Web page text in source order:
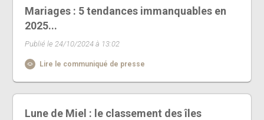
Mariages : 5 tendances immanquables en
2025...
Publié le 24/10/2024 à 13:02
Lire le communiqué de presse
Lune de Miel : le classement des îles